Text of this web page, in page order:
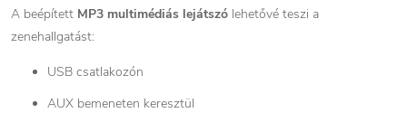
A beépített MP3 multimédiás lejátszó lehetővé teszi a
zenehallgatást:
USB csatlakozón
AUX bemeneten keresztül